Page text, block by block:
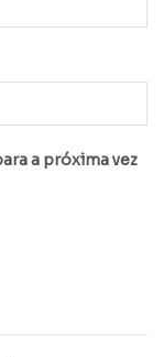
a próxima vez